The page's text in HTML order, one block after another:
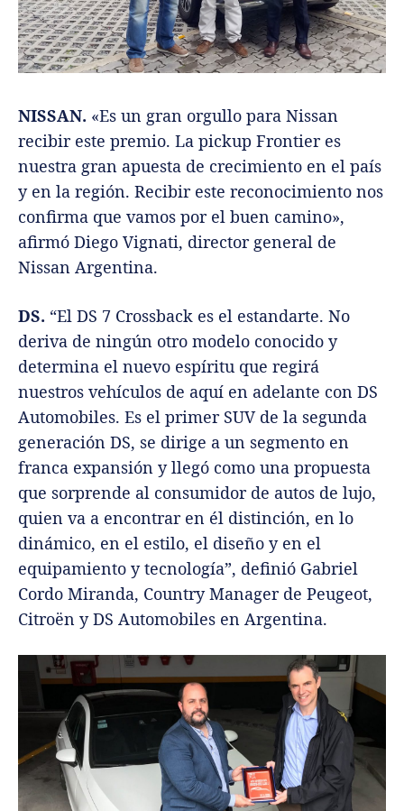
NISSAN. «Es un gran orgullo para Nissan
recibir este premio. La pickup Frontier es
nuestra gran apuesta de crecimiento en el país
y en la región. Recibir este reconocimiento nos
confirma que vamos por el buen camino»,
afirmó Diego Vignati, director general de
Nissan Argentina.
DS. “El DS 7 Crossback es el estandarte. No
deriva de ningún otro modelo conocido y
determina el nuevo espíritu que regirá
nuestros vehículos de aquí en adelante con DS
Automobiles. Es el primer SUV de la segunda
generación DS, se dirige a un segmento en
franca expansión y llegó como una propuesta
que sorprende al consumidor de autos de lujo,
quien va a encontrar en él distinción, en lo
dinámico, en el estilo, el diseño y en el
equipamiento y tecnología”, definió Gabriel
Cordo Miranda, Country Manager de Peugeot,
Citroën y DS Automobiles en Argentina.